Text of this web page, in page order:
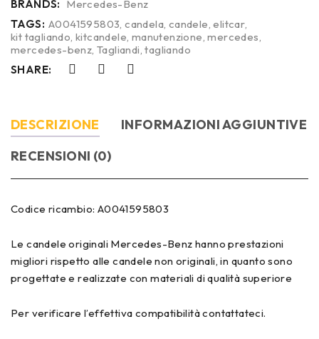
BRANDS: Mercedes-Benz
TAGS: A0041595803 ,candela candele ,elitcar
kit tagliando ,kitcandele manutenzione ,mercedes
mercedes-benz ,Tagliandi ,tagliando
SHARE:
DESCRIZIONE
INFORMAZIONI AGGIUNTIVE
RECENSIONI (0)
Codice ricambio: A0041595803
Le candele originali Mercedes-Benz hanno prestazioni
migliori rispetto alle candele non originali, in quanto sono
progettate e realizzate con materiali di qualità superiore
Per verificare l’effettiva compatibilità contattateci.